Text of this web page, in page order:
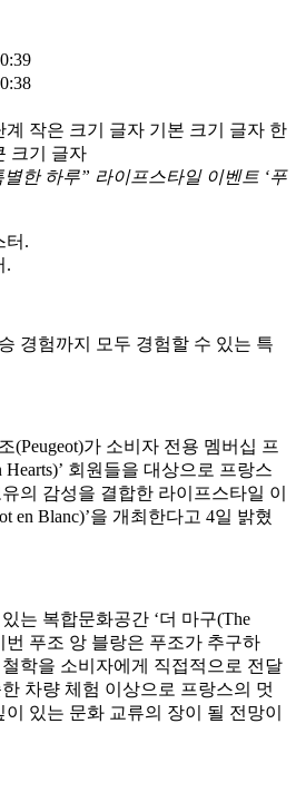
계 작은 크기 글자 기본 크기 글자 한
크기 글자
한 하루” 라이프스타일 이벤트 ‘푸
.
경험까지 모두 경험할 수 있는 특
(Peugeot)가 소비자 전용 멤버십 프
회원들을 대상으로 프랑스
의 감성을 결합한 라이프스타일 이
en Blanc)’을 개최한다고 4일 밝혔
는 복합문화공간 ‘더 마구(The
푸조 앙 블랑은 푸조가 추구하
학을 소비자에게 직접적으로 전달
차량 체험 이상으로 프랑스의 멋
있는 문화 교류의 장이 될 전망이